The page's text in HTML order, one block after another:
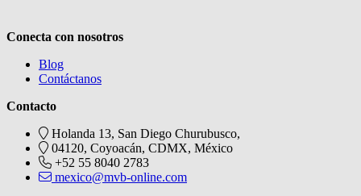
Conecta con nosotros
Blog
Contáctanos
Contacto
Holanda 13, San Diego Churubusco,
04120, Coyoacán, CDMX, México
+52 55 8040 2783
mexico@mvb-online.com